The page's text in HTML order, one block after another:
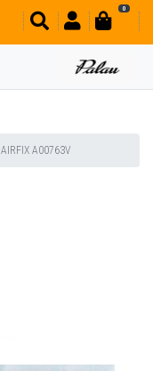
0
AIRFIX A00763V